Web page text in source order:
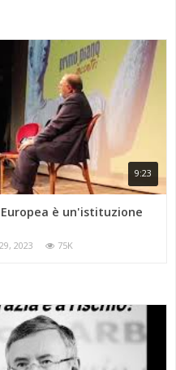
9:23
è un'istituzione
2023 75K